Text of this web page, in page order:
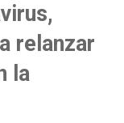
relanzar
la